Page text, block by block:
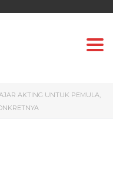
AKTING UNTUK PEMULA,